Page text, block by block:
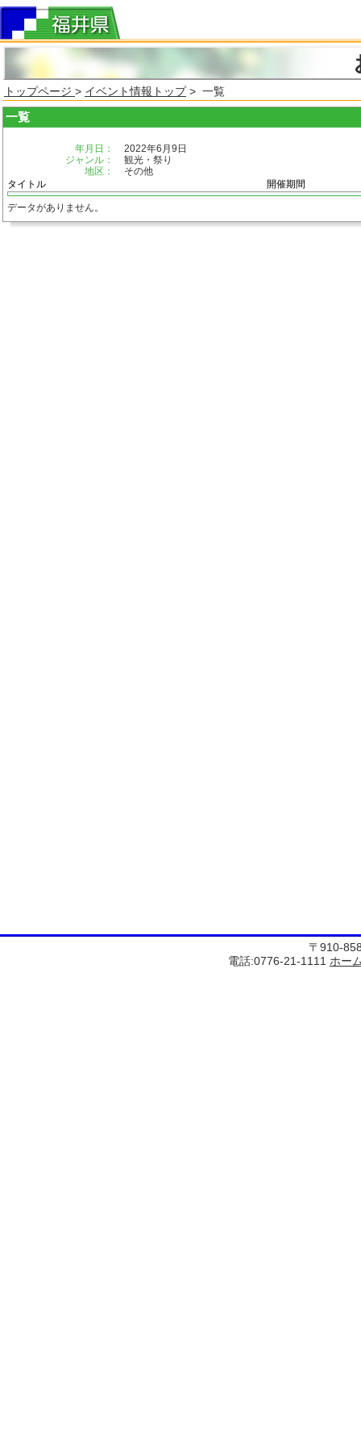
トップページ > イベント情報トップ> 一覧
一覧
年月日：
2022年6月9日
ジャンル：
観光・祭り
地区：
その他
タイトル
開催期間
データがありません。
〒910-
電話:0776-21-1111 ホー